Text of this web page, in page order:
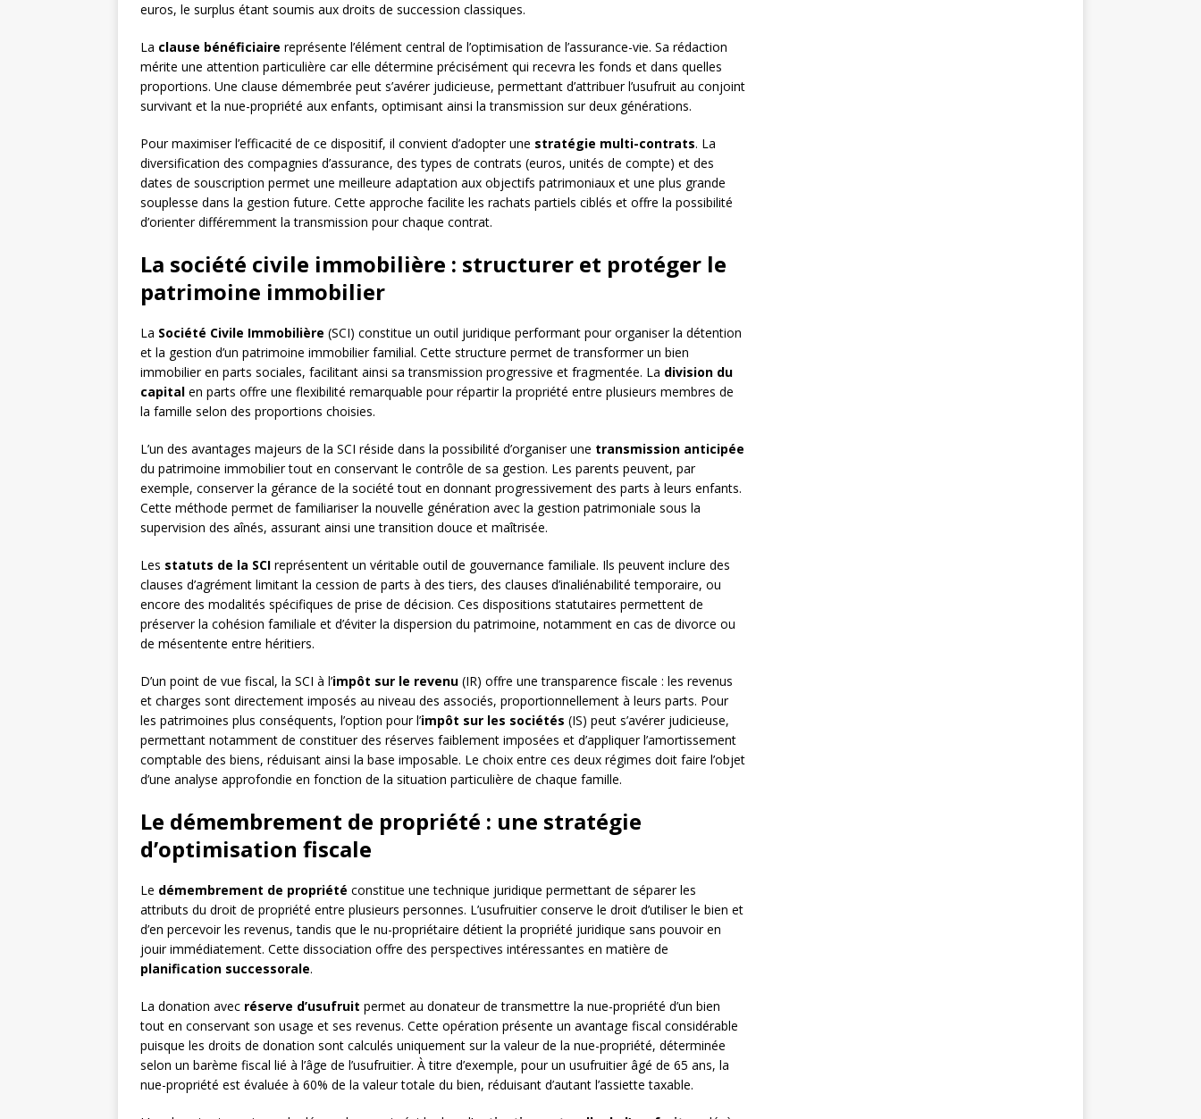
euros, le surplus étant soumis aux droits de succession classiques.
La clause bénéficiaire représente l’élément central de l’optimisation de l’assurance-vie. Sa rédaction
mérite une attention particulière car elle détermine précisément qui recevra les fonds et dans quelles
proportions. Une clause démembrée peut s’avérer judicieuse, permettant d’attribuer l’usufruit au conjoint
survivant et la nue-propriété aux enfants, optimisant ainsi la transmission sur deux générations.
Pour maximiser l’efficacité de ce dispositif, il convient d’adopter une stratégie multi-contrats. La
diversification des compagnies d’assurance, des types de contrats (euros, unités de compte) et des
dates de souscription permet une meilleure adaptation aux objectifs patrimoniaux et une plus grande
souplesse dans la gestion future. Cette approche facilite les rachats partiels ciblés et offre la possibilité
d’orienter différemment la transmission pour chaque contrat.
La société civile immobilière : structurer et protéger le
patrimoine immobilier
La Société Civile Immobilière (SCI) constitue un outil juridique performant pour organiser la détention
et la gestion d’un patrimoine immobilier familial. Cette structure permet de transformer un bien
immobilier en parts sociales, facilitant ainsi sa transmission progressive et fragmentée. La division du
capital en parts offre une flexibilité remarquable pour répartir la propriété entre plusieurs membres de
la famille selon des proportions choisies.
L’un des avantages majeurs de la SCI réside dans la possibilité d’organiser une transmission anticipée
du patrimoine immobilier tout en conservant le contrôle de sa gestion. Les parents peuvent, par
exemple, conserver la gérance de la société tout en donnant progressivement des parts à leurs enfants.
Cette méthode permet de familiariser la nouvelle génération avec la gestion patrimoniale sous la
supervision des aînés, assurant ainsi une transition douce et maîtrisée.
Les statuts de la SCI représentent un véritable outil de gouvernance familiale. Ils peuvent inclure des
clauses d’agrément limitant la cession de parts à des tiers, des clauses d’inaliénabilité temporaire, ou
encore des modalités spécifiques de prise de décision. Ces dispositions statutaires permettent de
préserver la cohésion familiale et d’éviter la dispersion du patrimoine, notamment en cas de divorce ou
de mésentente entre héritiers.
D’un point de vue fiscal, la SCI à l’impôt sur le revenu (IR) offre une transparence fiscale : les revenus
et charges sont directement imposés au niveau des associés, proportionnellement à leurs parts. Pour
les patrimoines plus conséquents, l’option pour l’impôt sur les sociétés (IS) peut s’avérer judicieuse,
permettant notamment de constituer des réserves faiblement imposées et d’appliquer l’amortissement
comptable des biens, réduisant ainsi la base imposable. Le choix entre ces deux régimes doit faire l’objet
d’une analyse approfondie en fonction de la situation particulière de chaque famille.
Le démembrement de propriété : une stratégie
d’optimisation fiscale
Le démembrement de propriété constitue une technique juridique permettant de séparer les
attributs du droit de propriété entre plusieurs personnes. L’usufruitier conserve le droit d’utiliser le bien et
d’en percevoir les revenus, tandis que le nu-propriétaire détient la propriété juridique sans pouvoir en
jouir immédiatement. Cette dissociation offre des perspectives intéressantes en matière de
planification successorale.
La donation avec réserve d’usufruit permet au donateur de transmettre la nue-propriété d’un bien
tout en conservant son usage et ses revenus. Cette opération présente un avantage fiscal considérable
puisque les droits de donation sont calculés uniquement sur la valeur de la nue-propriété, déterminée
selon un barème fiscal lié à l’âge de l’usufruitier. À titre d’exemple, pour un usufruitier âgé de 65 ans, la
nue-propriété est évaluée à 60% de la valeur totale du bien, réduisant d’autant l’assiette taxable.